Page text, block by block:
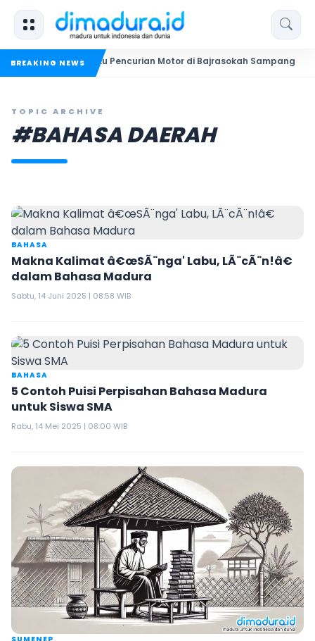
BREAKING NEWS
Dua Pelaku Pencurian Motor di Bajrasokah Sampang
TOPIC ARCHIVE
#BAHASA DAERAH
BAHASA
Makna Kalimat â€œSÃ¨nga' Labu, LÃ¨cÃ¨n!â€
dalam Bahasa Madura
Sabtu, 14 Juni 2025 | 08:58 WIB
BAHASA
5 Contoh Puisi Perpisahan Bahasa Madura
untuk Siswa SMA
Rabu, 14 Mei 2025 | 08:00 WIB